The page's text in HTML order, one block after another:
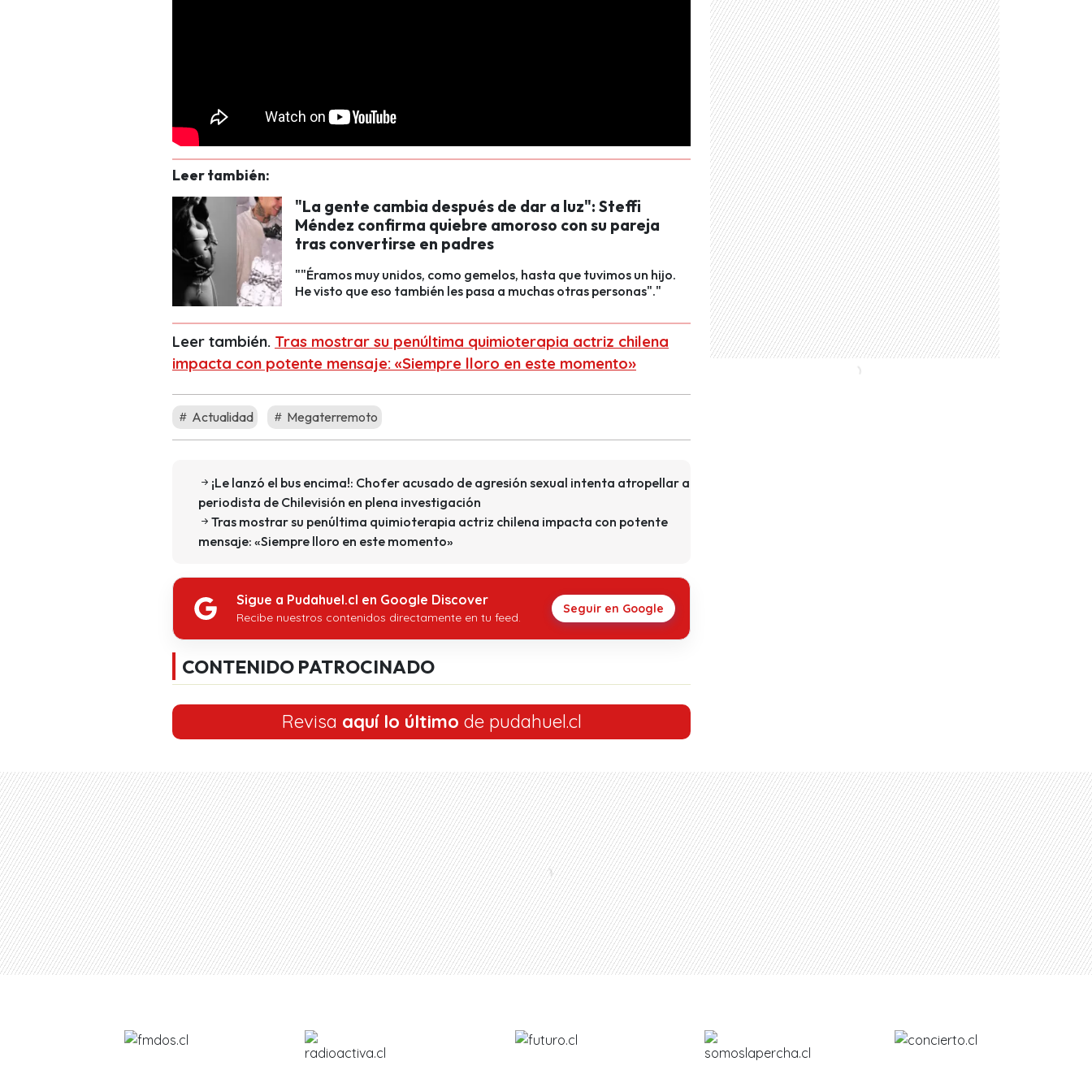
Leer también:
"La gente cambia después de dar a luz": Steffi
Méndez confirma quiebre amoroso con su pareja
tras convertirse en padres
""Éramos muy unidos, como gemelos, hasta que tuvimos un hijo.
He visto que eso también les pasa a muchas otras personas"."
Leer también. Tras mostrar su penúltima quimioterapia actriz chilena
impacta con potente mensaje: «Siempre lloro en este momento»
Actualidad Megaterremoto
¡Le lanzó el bus encima!: Chofer acusado de agresión sexual intenta atropellar a
periodista de Chilevisión en plena investigación
Tras mostrar su penúltima quimioterapia actriz chilena impacta con potente
mensaje: «Siempre lloro en este momento»
Sigue a Pudahuel.cl en Google Discover
Recibe nuestros contenidos directamente en tu feed.
Seguir en Google
CONTENIDO PATROCINADO
Revisa aquí lo último de pudahuel.cl